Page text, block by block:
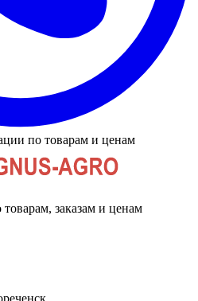
по товарам и ценам
заказам и ценам